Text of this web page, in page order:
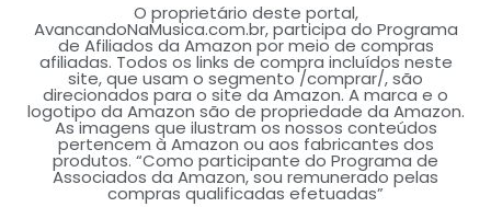
O proprietário deste portal,
AvancandoNaMusica.com.br, participa do Programa
de Afiliados da Amazon por meio de compras
afiliadas. Todos os links de compra incluídos neste
site, que usam o segmento /comprar/, são
direcionados para o site da Amazon. A marca e o
logotipo da Amazon são de propriedade da Amazon.
As imagens que ilustram os nossos conteúdos
pertencem à Amazon ou aos fabricantes dos
produtos. “Como participante do Programa de
Associados da Amazon, sou remunerado pelas
compras qualificadas efetuadas”